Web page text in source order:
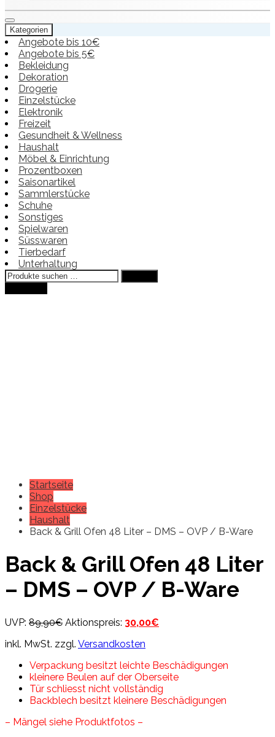
Kategorien
Angebote bis 10€
Angebote bis 5€
Bekleidung
Dekoration
Drogerie
Einzelstücke
Elektronik
Freizeit
Gesundheit & Wellness
Haushalt
Möbel & Einrichtung
Prozentboxen
Saisonartikel
Sammlerstücke
Schuhe
Sonstiges
Spielwaren
Süsswaren
Tierbedarf
Unterhaltung
Suchen
nach:
Startseite
Shop
Einzelstücke
Haushalt
Back & Grill Ofen 48 Liter – DMS – OVP / B-Ware
Back & Grill Ofen 48 Liter
– DMS – OVP / B-Ware
UVP: 89,90€ Ursprünglicher
war:
Aktionspreis: 30,00€
inkl. MwSt. zzgl. Versandkosten
Verpackung besitzt leichte Beschädigungen
kleinere Beulen auf der Oberseite
Tür schliesst nicht vollständig
Backblech besitzt kleinere Beschädigungen
– Mängel siehe Produktfotos –